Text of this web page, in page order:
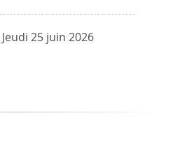
Jeudi 25 juin 2026